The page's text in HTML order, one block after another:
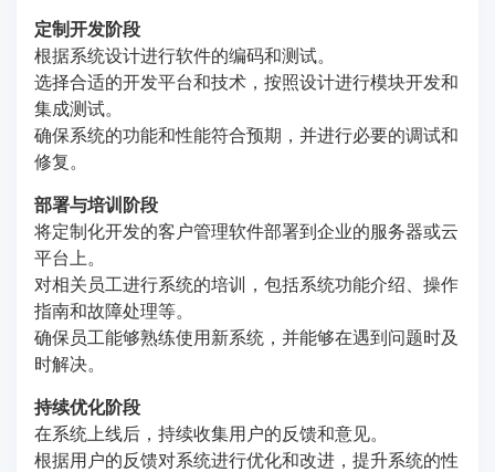
定制开发阶段
根据系统设计进行软件的编码和测试。
选择合适的开发平台和技术，按照设计进行模块开发和
集成测试。
确保系统的功能和性能符合预期，并进行必要的调试和
修复。
部署与培训阶段
将定制化开发的客户管理软件部署到企业的服务器或云
平台上。
对相关员工进行系统的培训，包括系统功能介绍、操作
指南和故障处理等。
确保员工能够熟练使用新系统，并能够在遇到问题时及
时解决。
持续优化阶段
在系统上线后，持续收集用户的反馈和意见。
根据用户的反馈对系统进行优化和改进，提升系统的性